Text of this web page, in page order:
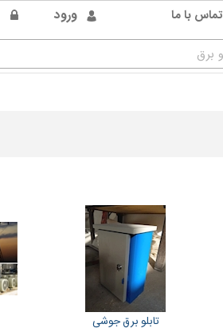
ورود تماس با ما
تابلو برق جوشی